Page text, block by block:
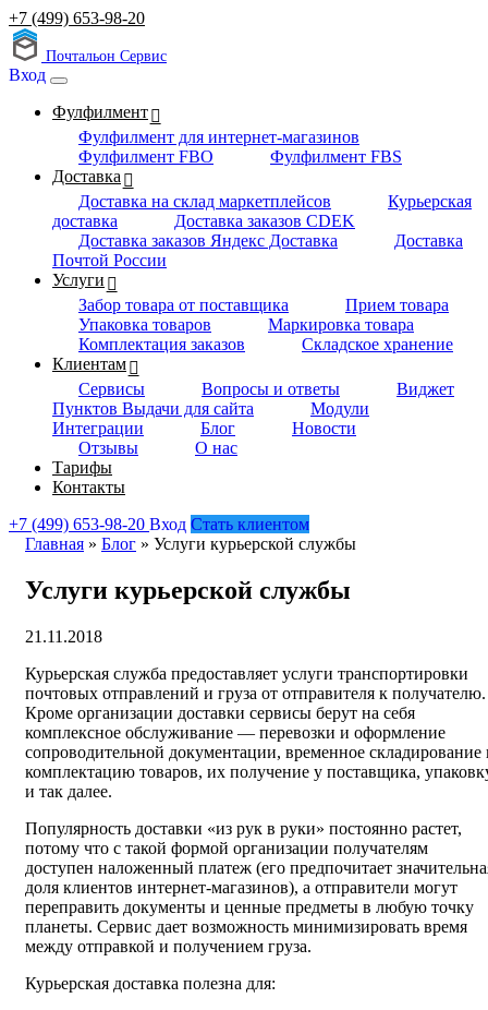
+7 (499) 653-98-20
Почтальон Сервис
Вход
Фулфилмент
Фулфилмент для интернет-магазинов
Фулфилмент FBO
Фулфилмент FBS
Доставка
Доставка на склад маркетплейсов
Курьерская
доставка
Доставка заказов CDEK
Доставка заказов Яндекс Доставка
Доставка
Почтой России
Услуги
Забор товара от поставщика
Прием товара
Упаковка товаров
Маркировка товара
Комплектация заказов
Складское хранение
Клиентам
Сервисы
Вопросы и ответы
Виджет
Пунктов Выдачи для сайта
Модули
Интеграции
Блог
Новости
Отзывы
О нас
Тарифы
Контакты
+7 (499) 653-98-20 Вход Стать клиентом
Главная » Блог » Услуги курьерской службы
Услуги курьерской службы
21.11.2018
Курьерская служба предоставляет услуги транспортировки
почтовых отправлений и груза от отправителя к получателю.
Кроме организации доставки сервисы берут на себя
комплексное обслуживание — перевозки и оформление
сопроводительной документации, временное складирование
комплектацию товаров, их получение у поставщика,
и так далее.
Популярность доставки «из рук в руки» постоянно растет,
потому что с такой формой организации получателям
доступен наложенный платеж (его предпочитает
доля клиентов интернет-магазинов), а отправители могут
переправить документы и ценные предметы в любую точку
планеты. Сервис дает возможность минимизировать время
между отправкой и получением груза.
Курьерская доставка полезна для: